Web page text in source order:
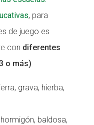
, para
de juego es
con diferentes
o más):
grava, hierba,
baldosa,